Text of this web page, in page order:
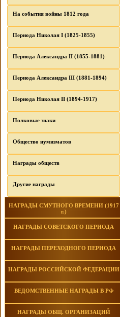
На события войны 1812 года
Периода Николая I (1825-1855)
Периода Александра II (1855-1881)
Периода Александра III (1881-1894)
Периода Николая II (1894-1917)
Полковые знаки
Общество нумизматов
Награды обществ
Другие награды
НАГРАДЫ СМУТНОГО ВРЕМЕНИ (1917
г.)
НАГРАДЫ СОВЕТСКОГО ПЕРИОДА
НАГРАДЫ ПЕРЕХОДНОГО ПЕРИОДА
НАГРАДЫ РОССИЙСКОЙ ФЕДЕРАЦИИ
ВЕДОМСТВЕННЫЕ НАГРАДЫ В РФ
НАГРАДЫ ОБЩ. ОРГАНИЗАЦИЙ